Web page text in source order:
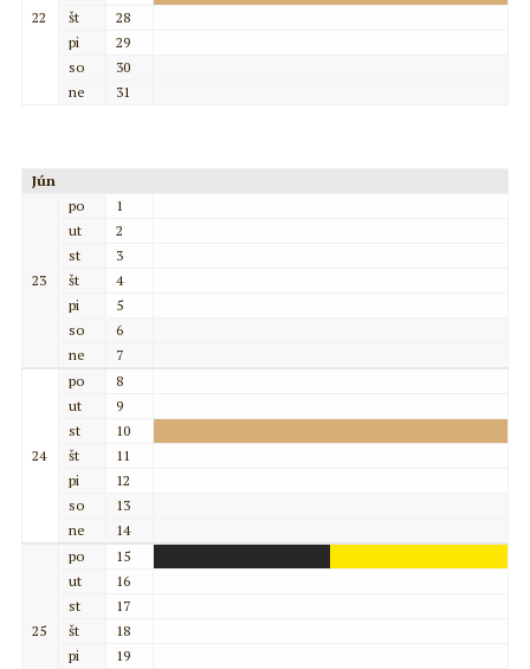
22
št
28
pi
29
so
30
ne
31
Jún
23
po
1
ut
2
st
3
št
4
pi
5
so
6
ne
7
24
po
8
ut
9
st
10
št
11
pi
12
so
13
ne
14
25
po
15
ut
16
st
17
št
18
pi
19